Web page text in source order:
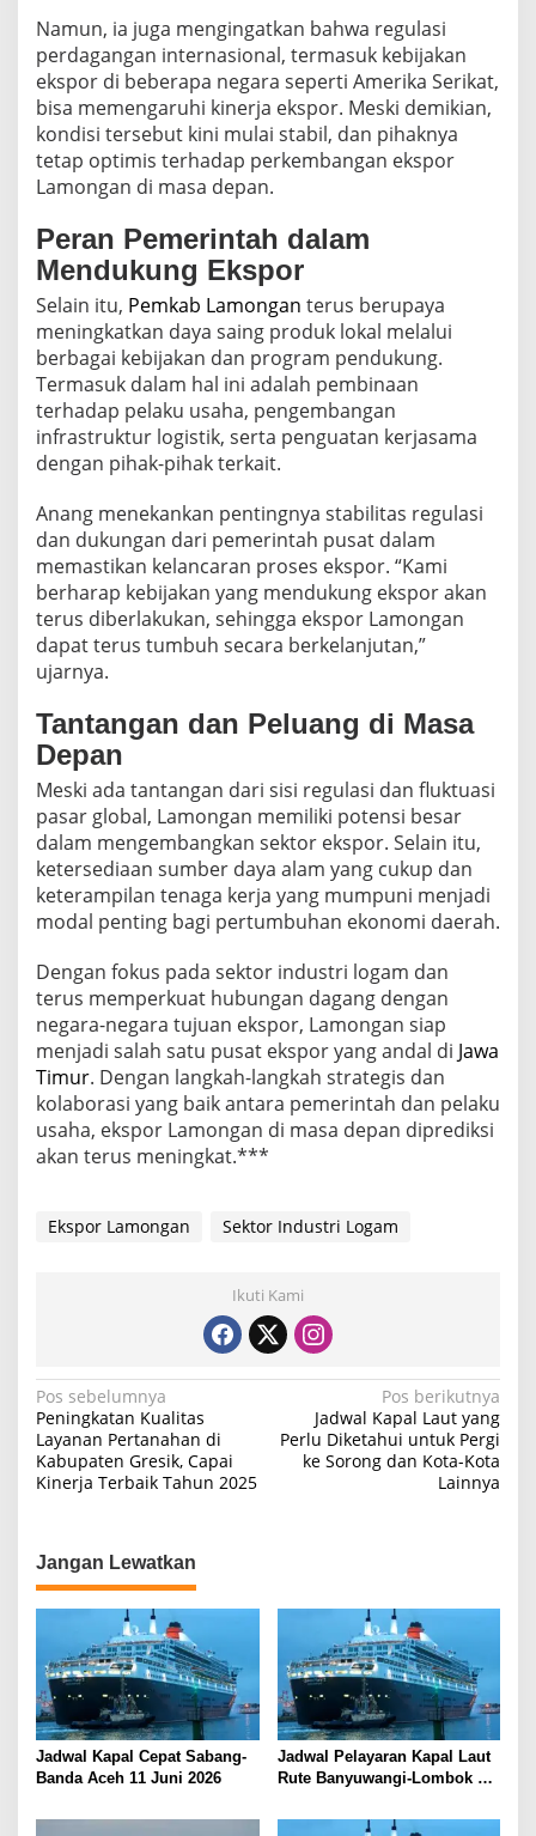
Namun, ia juga mengingatkan bahwa regulasi
perdagangan internasional, termasuk kebijakan
ekspor di beberapa negara seperti Amerika Serikat,
bisa memengaruhi kinerja ekspor. Meski demikian,
kondisi tersebut kini mulai stabil, dan pihaknya
tetap optimis terhadap perkembangan ekspor
Lamongan di masa depan.
Peran Pemerintah dalam
Mendukung Ekspor
Selain itu, Pemkab Lamongan terus berupaya
meningkatkan daya saing produk lokal melalui
berbagai kebijakan dan program pendukung.
Termasuk dalam hal ini adalah pembinaan
terhadap pelaku usaha, pengembangan
infrastruktur logistik, serta penguatan kerjasama
dengan pihak-pihak terkait.
Anang menekankan pentingnya stabilitas regulasi
dan dukungan dari pemerintah pusat dalam
memastikan kelancaran proses ekspor. “Kami
berharap kebijakan yang mendukung ekspor akan
terus diberlakukan, sehingga ekspor Lamongan
dapat terus tumbuh secara berkelanjutan,”
ujarnya.
Tantangan dan Peluang di Masa
Depan
Meski ada tantangan dari sisi regulasi dan fluktuasi
pasar global, Lamongan memiliki potensi besar
dalam mengembangkan sektor ekspor. Selain itu,
ketersediaan sumber daya alam yang cukup dan
keterampilan tenaga kerja yang mumpuni menjadi
modal penting bagi pertumbuhan ekonomi daerah.
Dengan fokus pada sektor industri logam dan
terus memperkuat hubungan dagang dengan
negara-negara tujuan ekspor, Lamongan siap
menjadi salah satu pusat ekspor yang andal di Jawa
Timur. Dengan langkah-langkah strategis dan
kolaborasi yang baik antara pemerintah dan pelaku
usaha, ekspor Lamongan di masa depan diprediksi
akan terus meningkat.***
Ekspor Lamongan Sektor Industri Logam
Ikuti Kami
N
a
v
a
s
p
o
s
Pos sebelumnya
Peningkatan Kualitas
Layanan Pertanahan di
Kabupaten Gresik, Capai
Kinerja Terbaik Tahun 2025
Pos berikutnya
Jadwal Kapal Laut yang
Perlu Diketahui untuk Pergi
ke Sorong dan Kota-Kota
Lainnya
Jangan Lewatkan
Jadwal Kapal Cepat Sabang-
Banda Aceh 11 Juni 2026
Jadwal Pelayaran Kapal Laut
Rute Banyuwangi-Lombok